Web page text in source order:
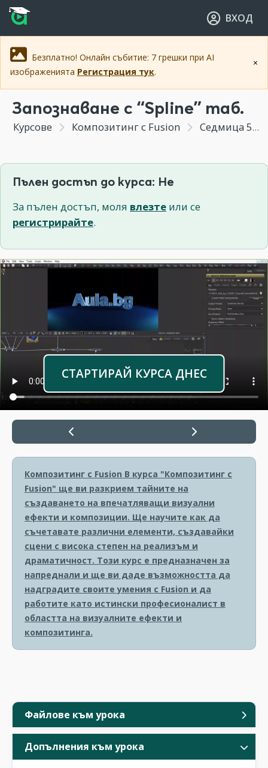
Прескочи към основното съдържание
Прескочи към навигацията
ВХОД
×
Безплатно! Онлайн събитие: 7 грешки при AI
изображенията Регистрация тук.
Файлове към урока
Допълнения към урока
Запознаване с “Spline” таб.
Курсове Композитинг с Fusion Седмица 5 - Създаване на система от частици във Fusion. Добавянето и към кратката 3д анимация.
Пълен достъп до курса: Не
За пълен достъп, моля влезте или се
регистрирайте.
СТАРТИРАЙ КУРСА ДНЕС
Композитинг с Fusion В курса "Композитинг с
Fusion" ще ви разкрием тайните на
създаването на впечатляващи визуални
ефекти и композиции. Ще научите как да
съчетавате различни елементи, създавайки
сцени с висока степен на реализъм и
драматичност. Този курс е предназначен за
напреднали и ще ви даде възможността да
надградите своите умения с Fusion и да
работите като истински професионалист в
областта на визуалните ефекти и
композитинга.